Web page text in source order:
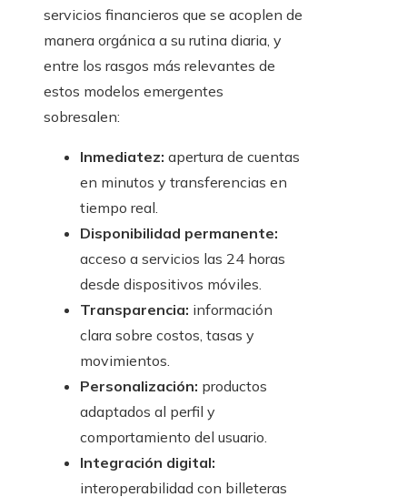
servicios financieros que se acoplen de
manera orgánica a su rutina diaria, y
entre los rasgos más relevantes de
estos modelos emergentes
sobresalen:
Inmediatez: apertura de cuentas
en minutos y transferencias en
tiempo real.
Disponibilidad permanente:
acceso a servicios las 24 horas
desde dispositivos móviles.
Transparencia: información
clara sobre costos, tasas y
movimientos.
Personalización: productos
adaptados al perfil y
comportamiento del usuario.
Integración digital:
interoperabilidad con billeteras